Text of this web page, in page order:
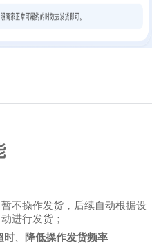
不操作发货，后续自动根据设
进行发货；
时、 降低操作发货频率